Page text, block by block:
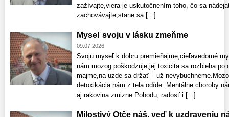
zažívajte,viera je uskutočnením toho, čo sa
zachovávajte,stane sa [...]
Myseľ svoju v lásku zmeňme
09.07.2026
Svoju myseľ k dobru premieňajme,cieľavedomé
nám mozog poškodzuje,jej toxicita sa rozbieha po
majme,na uzde sa držať – už
detoxikácia nám z tela odíde. Mentálne choroby
aj rakovina zmizne.Pohodu, radosť i [...]
Milostivý Otče náš, veď k uzdraveniu